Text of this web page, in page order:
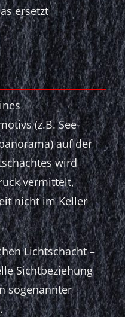
ersetzt
(z.B. See-
auf der
wird
vermittelt,
nicht im Keller
Lichtschacht –
Sichtbeziehung
sogenannter